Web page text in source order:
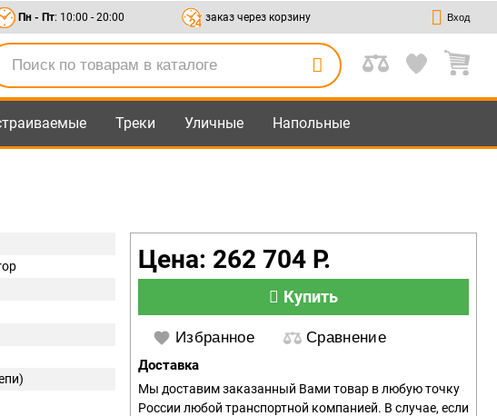
Пн - Пт: 10:00 - 20:00 заказ через корзину Вход
Треки Уличные Напольные
Цена: 262 704 Р.
Купить
Избранное Сравнение
Доставка
Мы доставим заказанный Вами товар в любую точку
России любой транспортной компанией. В случае, если